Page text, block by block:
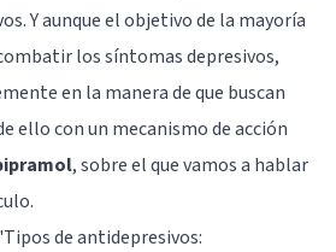
Y aunque el objetivo de la mayoría
los síntomas depresivos,
en la manera de que buscan
ello con un mecanismo de acción
, sobre el que vamos a hablar
Tipos de antidepresivos: